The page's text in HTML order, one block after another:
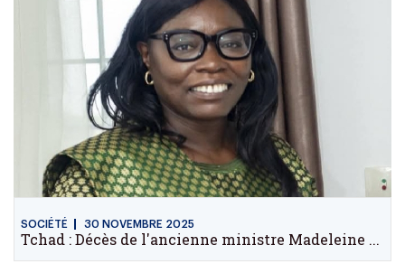
SOCIÉTÉ 30 NOVEMBRE 2025
Tchad : Décès de l'ancienne ministre Madeleine ...